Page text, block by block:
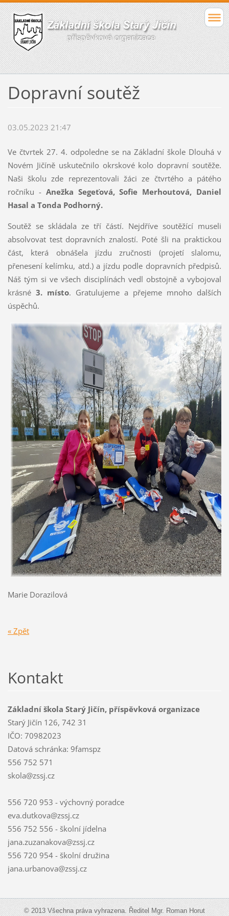
Dopravní soutěž
03.05.2023 21:47
Ve čtvrtek 27. 4. odpoledne se na Základní škole Dlouhá v
Novém Jičíně uskutečnilo okrskové kolo dopravní soutěže.
Naši školu zde reprezentovali žáci ze čtvrtého a pátého
ročníku - Anežka Segeťová, Sofie Merhoutová, Daniel
Hasal a Tonda Podhorný.
Soutěž se skládala ze tří částí. Nejdříve soutěžící museli
absolvovat test dopravních znalostí. Poté šli na praktickou
část, která obnášela jízdu zručnosti (projetí slalomu,
přenesení kelímku, atd.) a jízdu podle dopravních předpisů.
Náš tým si ve všech disciplínách vedl obstojně a vybojoval
krásné 3. místo. Gratulujeme a přejeme mnoho dalších
úspěchů.
Marie Dorazilová
« Zpět
Kontakt
Základní škola Starý Jičín, příspěvková organizace
Starý Jičín 126, 742 31
IČO: 70982023
Datová schránka: 9famspz
556 752 571
skola@zssj.cz
556 720 953 - výchovný poradce
eva.dutkova@zssj.cz
556 752 556 - školní jídelna
jana.zuzanakova@zssj.cz
556 720 954 - školní družina
jana.urbanova@zssj.cz
© 2013 Všechna práva vyhrazena. Ředitel Mgr. Roman Horut